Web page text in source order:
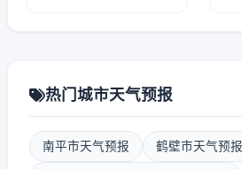
热门城市天气预报
南平市天气预报 鹤壁市天气预报